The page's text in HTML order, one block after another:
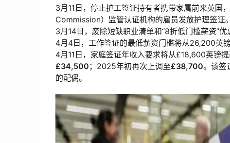
3月11日，停止护工签证持有者携带家属前来英国
Commission）监管认证机构的雇员发放护理签证。
3月14日，废除短缺职业清单和“8折低门槛薪资”
4月4日，工作签证的最低薪资门槛将从26,200英
4月11日，家庭签证年收入要求将从£18,600英镑
£34,500 ；2025年初再次上调至£38,700。该签
的配偶。